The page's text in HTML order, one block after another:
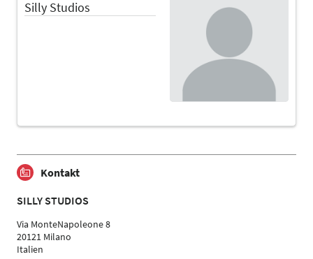
Silly Studios
Kontakt
SILLY STUDIOS
Via MonteNapoleone 8
20121 Milano
Italien